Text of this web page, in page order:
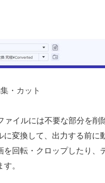
・カット
ァイルには不要な部分を
変換して、出力する前
を回転・クロップしたり
。